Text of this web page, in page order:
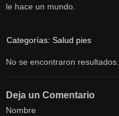
le hace un mundo.
Categorías: Salud pies
No se encontraron resultados.
Deja un Comentario
Nombre